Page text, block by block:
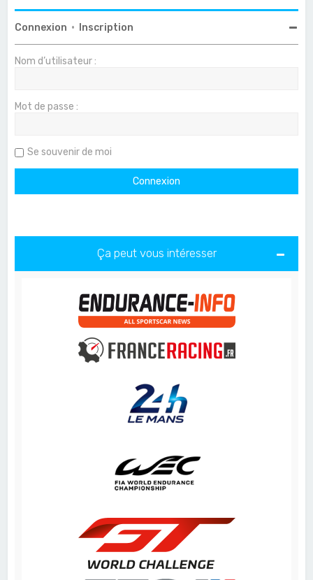
Connexion • Inscription
Nom d’utilisateur :
Mot de passe :
Se souvenir de moi
Ça peut vous intéresser